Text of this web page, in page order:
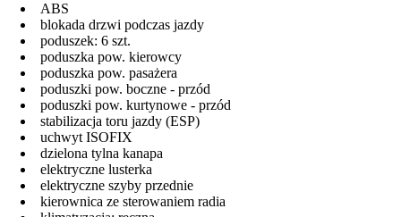
ABS
blokada drzwi podczas jazdy
poduszek: 6 szt.
poduszka pow. kierowcy
poduszka pow. pasażera
poduszki pow. boczne - przód
poduszki pow. kurtynowe - przód
stabilizacja toru jazdy (ESP)
uchwyt ISOFIX
dzielona tylna kanapa
elektryczne lusterka
elektryczne szyby przednie
kierownica ze sterowaniem radia